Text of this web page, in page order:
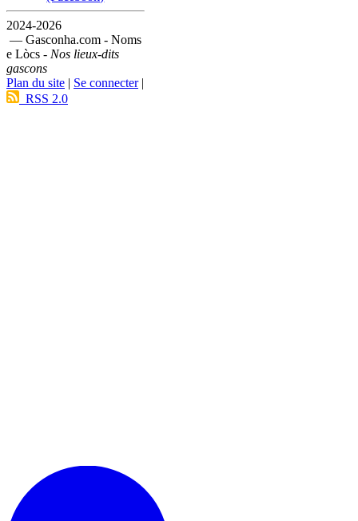
2024-2026
— Gasconha.com - Noms
e Lòcs - Nos lieux-dits
gascons
Plan du site | Se connecter|
RSS 2.0